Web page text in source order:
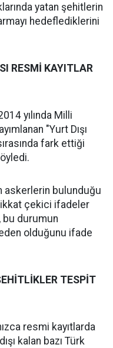
yatan şehitlerin
hedeflediklerini
RESMİ KAYITLAR
yılında Milli
"Yurt Dışı
fark ettiği
askerlerin bulunduğu
çekici ifadeler
durumun
olduğunu ifade
TESPİT
resmi kayıtlarda
kalan bazı Türk